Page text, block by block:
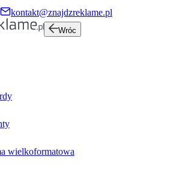
kontakt@znajdzreklame.pl
Wróc
wielkoformatowa